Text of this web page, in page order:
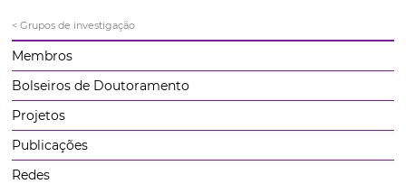
< Grupos de investigação
Membros
Bolseiros de Doutoramento
Projetos
Publicações
Redes